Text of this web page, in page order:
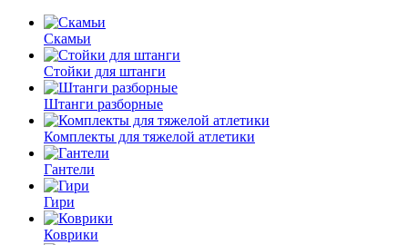
Скамьи
Стойки для штанги
Штанги разборные
Комплекты для тяжелой атлетики
Гантели
Гири
Коврики